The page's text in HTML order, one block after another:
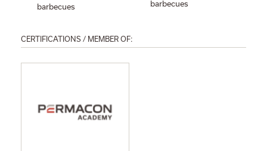
barbecues
barbecues
CERTIFICATIONS / MEMBER OF: